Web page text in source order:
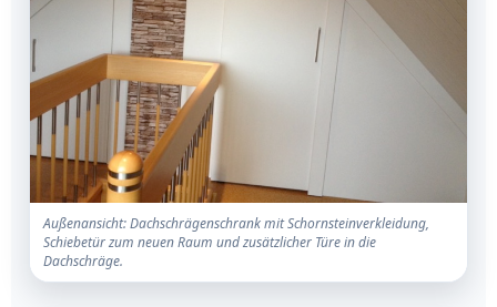
Außenansicht: Dachschrägenschrank mit Schornsteinverkleidung,
Schiebetür zum neuen Raum und zusätzlicher Türe in die
Dachschräge.